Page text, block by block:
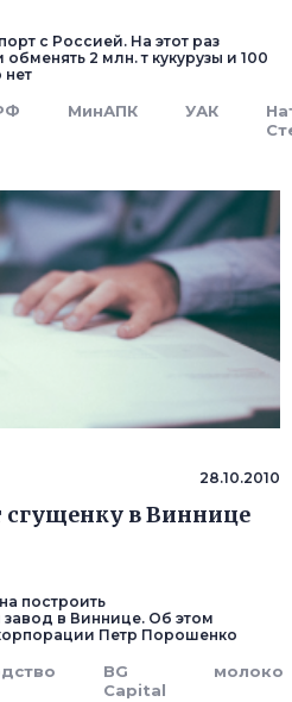
с Россией. На этот раз
2 млн. т кукурузы и 100
нет
МинАПК УАК
28.10.2010
сгущенку в Виннице
построить
в Виннице. Об этом
Петр Порошенко
BG
Capital
молоко